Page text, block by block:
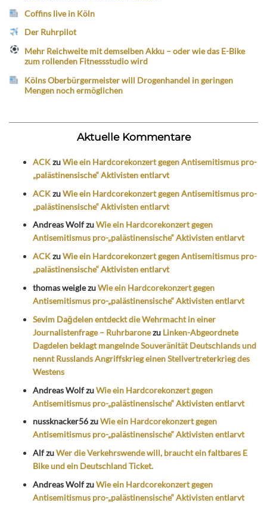
Coffins live in Köln
Der Ruhrpilot
Mehr Reichweite mit demselben Akku – oder wie das E-Bike
zum rollenden Fitnessstudio wird
Kölns Oberbürgermeister will Drogenhandel in geringen
Mengen noch ermöglichen
Aktuelle Kommentare
ACKzuWie ein Hardcorekonzert gegen Antisemitismus pro-
„palästinensische“ Aktivisten entlarvt
ACKzuWie ein Hardcorekonzert gegen Antisemitismus pro-
„palästinensische“ Aktivisten entlarvt
Andreas WolfzuWie ein Hardcorekonzert gegen
Antisemitismus pro-„palästinensische“ Aktivisten entlarvt
ACKzuWie ein Hardcorekonzert gegen Antisemitismus pro-
„palästinensische“ Aktivisten entlarvt
thomas weiglezuWie ein Hardcorekonzert gegen
Antisemitismus pro-„palästinensische“ Aktivisten entlarvt
Sevim Dağdelen entdeckt die Wehrmacht in einer
Journalistenfrage – Ruhrbaronezu Linken-Abgeordnete
Dagdelen beklagt mangelnde Souveränität Deutschlands und
nennt Russlands Angriffskrieg einen Stellvertreterkrieg des
Westens
Andreas WolfzuWie ein Hardcorekonzert gegen
Antisemitismus pro-„palästinensische“ Aktivisten entlarvt
nussknacker56zuWie ein Hardcorekonzert gegen
Antisemitismus pro-„palästinensische“ Aktivisten entlarvt
AlfzuWer die Verkehrswende will, braucht ein faltbares E
Bike und ein Deutschland Ticket.
Andreas WolfzuWie ein Hardcorekonzert gegen
Antisemitismus pro-„palästinensische“ Aktivisten entlarvt